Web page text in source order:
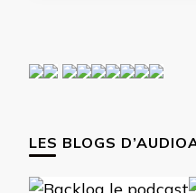
LES BLOGS